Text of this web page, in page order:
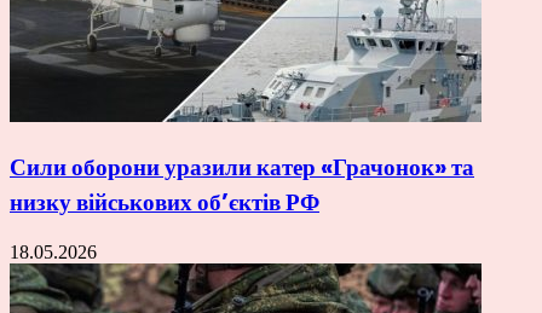
Сили оборони уразили катер «Грачонок» та
низку військових об’єктів РФ
18.05.2026